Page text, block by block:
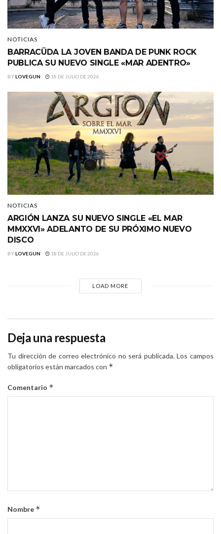
NOTICIAS
BARRACÜDA LA JOVEN BANDA DE PUNK ROCK
PUBLICA SU NUEVO SINGLE «MAR ADENTRO»
BYLOVEGUN 18 DE JULIO DE 2026
NOTICIAS
ARGIÓN LANZA SU NUEVO SINGLE «EL MAR
MMXXVI» ADELANTO DE SU PRÓXIMO NUEVO
DISCO
BYLOVEGUN 18 DE JULIO DE 2026
LOAD MORE
Deja una respuesta
Tu dirección de correo electrónico no será publicada. Los campos
obligatorios están marcados con *
Comentario *
Nombre *